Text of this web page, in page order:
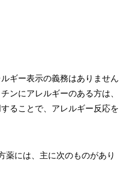
ギー表示の義務はありません
ンにアレルギーのある方は、
ることで、アレルギー反応を
薬には、主に次のものがあり